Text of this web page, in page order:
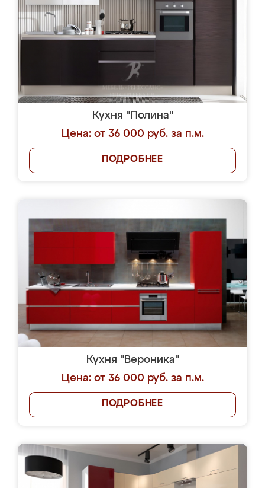
Кухня "Полина"
Цена: от 36 000 руб. за п.м.
ПОДРОБНЕЕ
Кухня "Вероника"
Цена: от 36 000 руб. за п.м.
ПОДРОБНЕЕ